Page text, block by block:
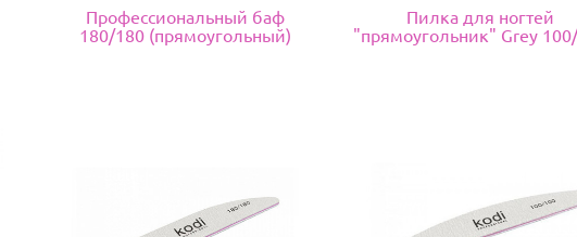
Профессиональный баф
180/180 (прямоугольный)
Пилка для ногтей
"прямоугольник" Grey